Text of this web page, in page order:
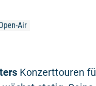
Air
Konzerttouren